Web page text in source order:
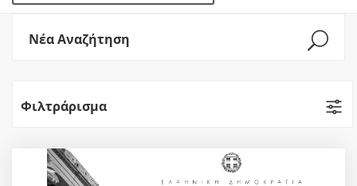
Νέα Αναζήτηση
Φιλτράρισμα